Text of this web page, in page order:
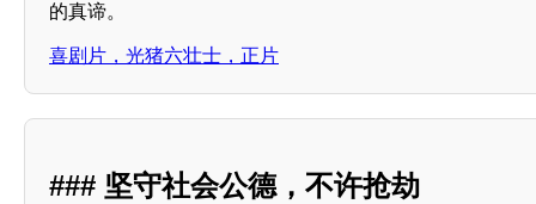
的真谛。
喜剧片，光猪六壮士，正片
### 坚守社会公德，不许抢劫